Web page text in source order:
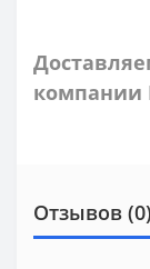
компании
Отзывов (0)